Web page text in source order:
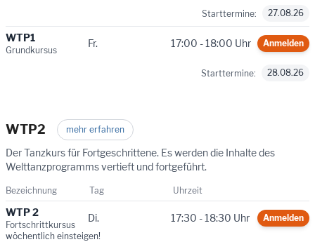
Starttermine: 27.08.26
WTP1
Grundkursus
Fr. 17:00 - 18:00 Uhr Anmelden
Starttermine: 28.08.26
WTP2 mehr erfahren
Der Tanzkurs für Fortgeschrittene. Es werden die Inhalte des
Welttanzprogramms vertieft und fortgeführt.
Bezeichnung Tag Uhrzeit
WTP 2
Fortschrittkursus
Di. 17:30 - 18:30 Uhr
Anmelden
wöchentlich einsteigen!